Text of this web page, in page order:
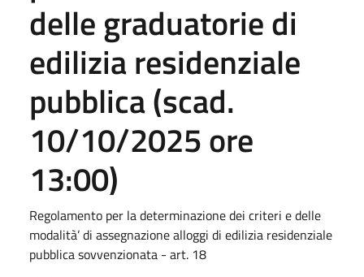
delle graduatorie di
edilizia residenziale
pubblica (scad.
10/10/2025 ore
13:00)
Regolamento per la determinazione dei criteri e delle
modalità’ di assegnazione alloggi di edilizia residenziale
pubblica sovvenzionata - art. 18